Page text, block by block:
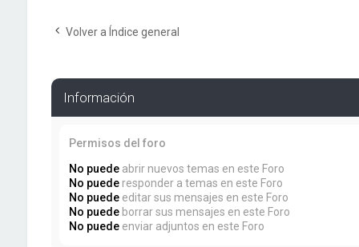
Volver a Índice general
Información
Permisos del foro
No puedeabrir nuevos temas en este Foro
No puederesponder a temas en este Foro
No puedeeditar sus mensajes en este Foro
No puedeborrar sus mensajes en este Foro
No puedeenviar adjuntos en este Foro